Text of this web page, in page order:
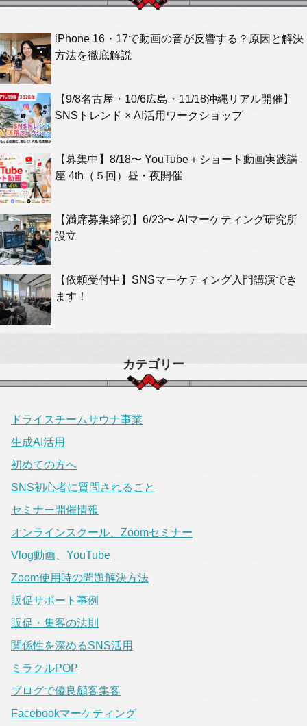
iPhone 16・17で動画の音が反響する？原因と解決
方法を徹底解説
【9/8名古屋・10/6広島・11/18沖縄リアル開催】
SNSトレンド × AI活用ワークショップ
【募集中】8/18〜 YouTube＋ショート動画実践講
座 4th（５回）昼・夜開催
【満席募集締切】6/23〜 AIマーケティング研究所
設立
【依頼受付中】SNSマーケティング入門講演でき
ます！
カテゴリー
ドライスチームサウナ事業
生成AI活用
初めての方へ
SNS初心者に質問されること
セミナー開催情報
オンラインスクール、Zoomセミナー
Vlog動画、YouTube
Zoom使用時の問題解決方法
販促サポート事例
販促・集客の法則
関係性を深めるSNS活用
ミラクルPOP
ブログで優良顧客集客
Facebookマーケティング